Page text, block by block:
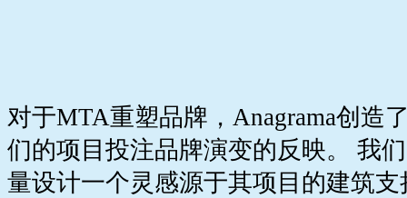
对于MTA重塑品牌，Anagrama创造
们的项目投注品牌演变的反映。 我
量设计一个灵感源于其项目的建筑